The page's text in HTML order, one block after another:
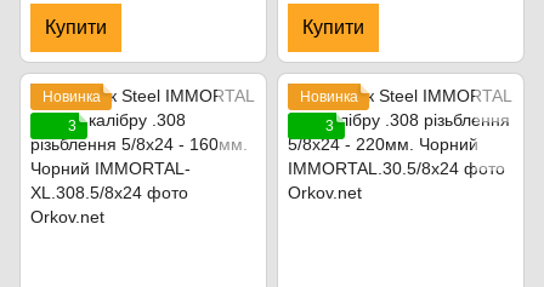
Купити Купити
Новинка
3
Новинка
3